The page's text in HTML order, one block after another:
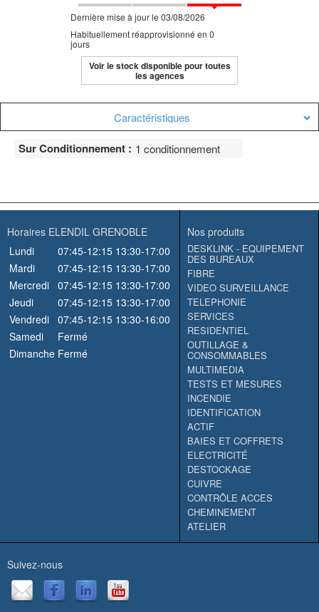
Dernière mise à jour le 03/08/2026
Habituellement réapprovisionné en 0
jours
Voir le stock disponible pour toutes
les agences
Caractéristiques
Sur Conditionnement : 1 conditionnement
Horaires ELENDIL GRENOBLE
Lundi
07:45-12:15 13:30-17:00
Mardi
07:45-12:15 13:30-17:00
Mercredi 07:45-12:15 13:30-17:00
Jeudi
07:45-12:15 13:30-17:00
Vendredi 07:45-12:15 13:30-16:00
Samedi
Fermé
Dimanche Fermé
Nos produits
DESKLINK - EQUIPEMENT
DES BUREAUX
FIBRE
VIDEO SURVEILLANCE
TELEPHONIE
SERVICES
RESIDENTIEL
OUTILLAGE &
CONSOMMABLES
MULTIMEDIA
TESTS ET MESURES
INCENDIE
IDENTIFICATION
ACTIF
BAIES ET COFFRETS
ELECTRICITÉ
DESTOCKAGE
CUIVRE
CONTRÔLE ACCES
CHEMINEMENT
ATELIER
Suivez-nous